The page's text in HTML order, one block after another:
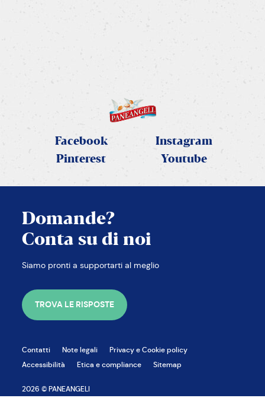
Rotolo decorato content Paneangeli
Facebook
Instagram
Pinterest
Youtube
Domande?
Conta su di noi
Siamo pronti a supportarti al meglio
TROVA LE RISPOSTE
Contatti Note legali
Privacy e Cookie policy
Accessibilità
Etica e compliance Sitemap
2026 © PANEANGELI